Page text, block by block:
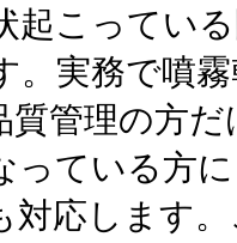
起こってい
。実務で噴
質管理の方
っている方
対応します